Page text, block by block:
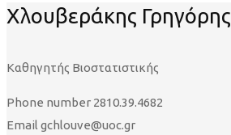
Χλουβεράκης Γρηγόρης
Καθηγητής Βιοστατιστικής
Phone number 2810.39.4682
Email gchlouve@uoc.gr